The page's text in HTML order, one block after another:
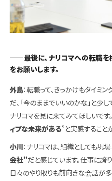
――最後に、ナリコマへの転職を
をお願いします。
外島：転職って、きっかけもタイミ
だ、「今のままでいいのかな」と少
ナリコマを見に来てみてほしいです
ィブな未来がある”と実感すること
小川 ：ナリコマは、組織としても現場
会社”だと感じています。仕事に誇
日々のやり取りも前向きな会話が